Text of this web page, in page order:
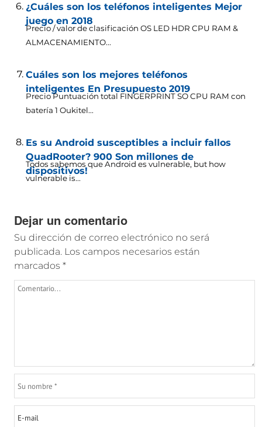
¿Cuáles son los teléfonos inteligentes Mejor
juego en 2018
Precio / valor de clasificación OS LED HDR CPU RAM &
ALMACENAMIENTO...
Cuáles son los mejores teléfonos
inteligentes En Presupuesto 2019
Precio Puntuación total FINGERPRINT SO CPU RAM con
batería 1 Oukitel...
Es su Android susceptibles a incluir fallos
QuadRooter? 900 Son millones de
dispositivos!
Todos sabemos que Android es vulnerable, but how
vulnerable is...
Dejar un comentario
Su dirección de correo electrónico no será
publicada. Los campos necesarios están
marcados *